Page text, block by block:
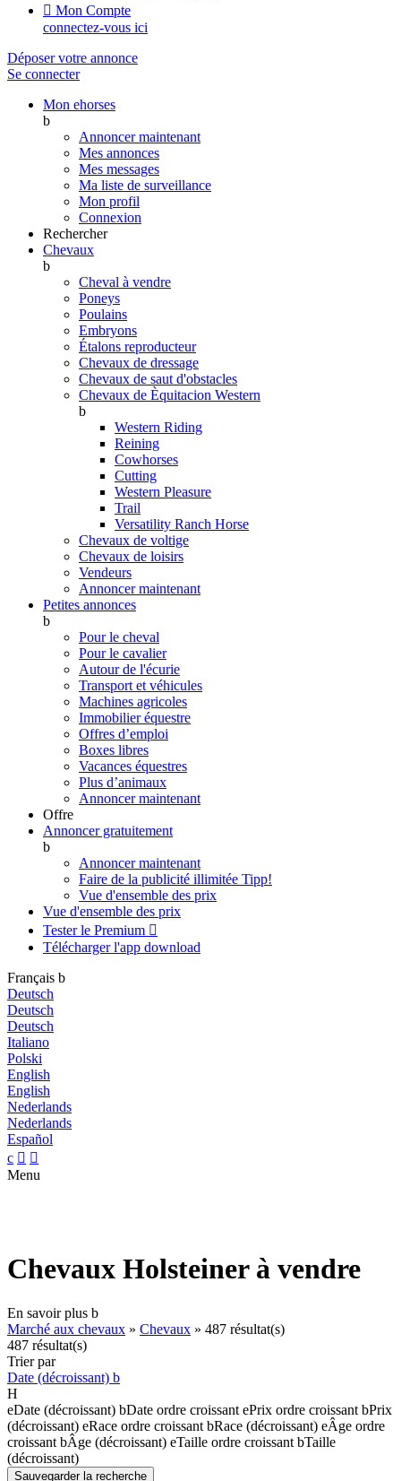
 Mon Compte
connectez-vous ici
Déposer votre annonce
Se connecter
Mon ehorses
b
Annoncer maintenant
Mes annonces
Mes messages
Ma liste de surveillance
Mon profil
Connexion
Rechercher
Chevaux
b
Cheval à vendre
Poneys
Poulains
Embryons
Étalons reproducteur
Chevaux de dressage
Chevaux de saut d'obstacles
Chevaux de Èquitacion Western
b
Western Riding
Reining
Cowhorses
Cutting
Western Pleasure
Trail
Versatility Ranch Horse
Chevaux de voltige
Chevaux de loisirs
Vendeurs
Annoncer maintenant
Petites annonces
b
Pour le cheval
Pour le cavalier
Autour de l'écurie
Transport et véhicules
Machines agricoles
Immobilier équestre
Offres d’emploi
Boxes libres
Vacances équestres
Plus d’animaux
Annoncer maintenant
Offre
Annoncer gratuitement
b
Annoncer maintenant
Faire de la publicité illimitée Tipp!
Vue d'ensemble des prix
Vue d'ensemble des prix
Tester le Premium 
Télécharger l'app download
Français b
Deutsch
Deutsch
Deutsch
Italiano
Polski
English
English
Nederlands
Nederlands
Español
c  
Menu
Chevaux Holsteiner à vendre
En savoir plus b
Marché aux chevaux » Chevaux » 487 résultat(s)
487 résultat(s)
Trier par
Date (décroissant) b
H
eDate (décroissant) bDate ordre croissant ePrix ordre croissant bPrix
(décroissant) eRace ordre croissant bRace (décroissant) eÂge ordre
croissant bÂge (décroissant) eTaille ordre croissant bTaille
(décroissant)
Sauvegarder la recherche